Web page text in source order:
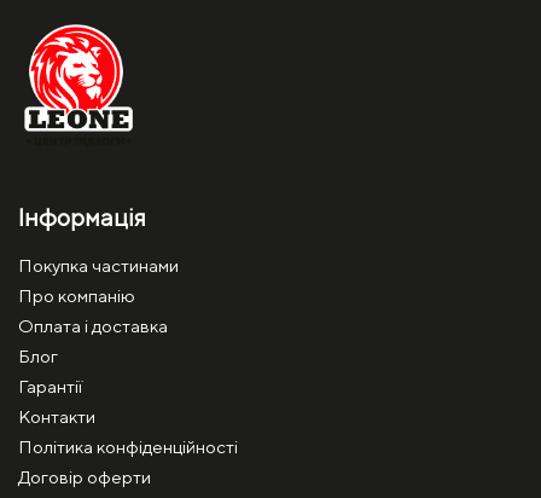
Інформація
Покупка частинами
Про компанію
Оплата і доставка
Блог
Гарантії
Контакти
Політика конфіденційності
Договір оферти